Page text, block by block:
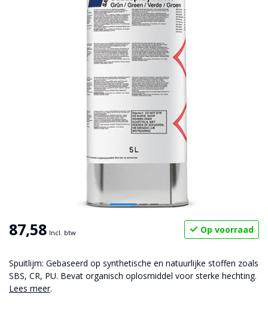
87,58 Incl. btw Op voorraad
Spuitlijm: Gebaseerd op synthetische en natuurlijke stoffen zoals
SBS, CR, PU. Bevat organisch oplosmiddel voor sterke hechting.
Lees meer.